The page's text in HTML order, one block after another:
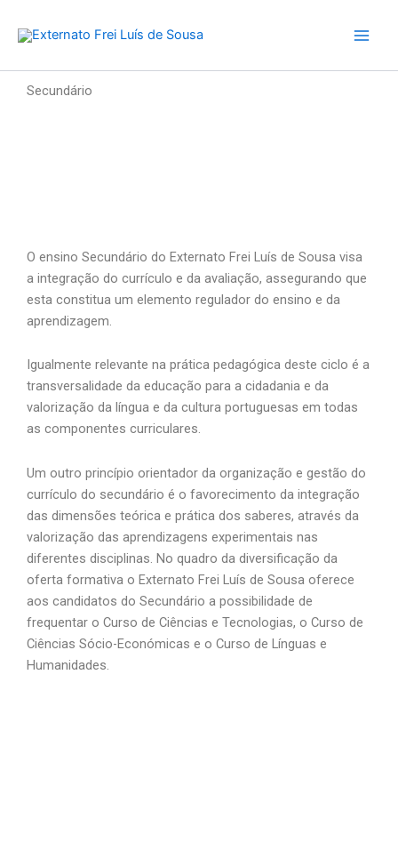
Secundário
O ensino Secundário do Externato Frei Luís de Sousa visa
a integração do currículo e da avaliação, assegurando que
esta constitua um elemento regulador do ensino e da
aprendizagem.
Igualmente relevante na prática pedagógica deste ciclo é a
transversalidade da educação para a cidadania e da
valorização da língua e da cultura portuguesas em todas
as componentes curriculares.
Um outro princípio orientador da organização e gestão do
currículo do secundário é o favorecimento da integração
das dimensões teórica e prática dos saberes, através da
valorização das aprendizagens experimentais nas
diferentes disciplinas. No quadro da diversificação da
oferta formativa o Externato Frei Luís de Sousa oferece
aos candidatos do Secundário a possibilidade de
frequentar o Curso de Ciências e Tecnologias, o Curso de
Ciências Sócio-Económicas e o Curso de Línguas e
Humanidades.